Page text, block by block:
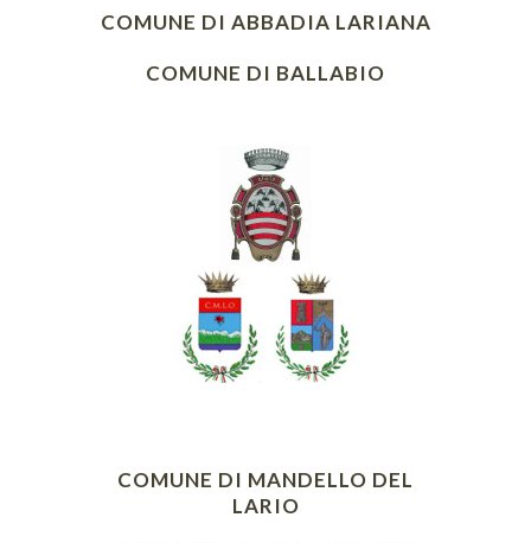
COMUNE DI ABBADIA LARIANA
COMUNE DI BALLABIO
COMUNE DI MANDELLO DEL
LARIO